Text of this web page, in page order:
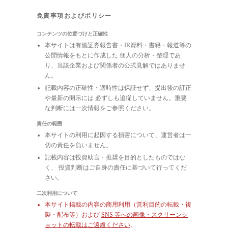
免責事項およびポリシー
コンテンツの位置づけと正確性
本サイトは有価証券報告書・IR資料・書籍・報道等の
公開情報をもとに作成した 個人の分析・整理であ
り、当該企業および関係者の公式見解ではありませ
ん。
記載内容の正確性・適時性は保証せず、提出後の訂正
や最新の開示には 必ずしも追従していません。重要
な判断には一次情報をご参照ください。
責任の範囲
本サイトの利用に起因する損害について、運営者は一
切の責任を負いません。
記載内容は投資助言・推奨を目的としたものではな
く、 投資判断はご自身の責任に基づいて行ってくだ
さい。
二次利用について
本サイト掲載の内容の商用利用（営利目的の転載・複
製・配布等）および SNS 等への画像・スクリーンシ
ョットの転載はご遠慮ください。